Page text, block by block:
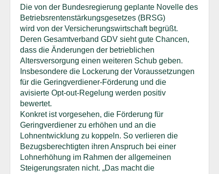
Die von der Bundesregierung geplante Novelle des
Betriebsrentenstärkungsgesetzes (BRSG)
wird von der Versicherungswirtschaft begrüßt.
Deren Gesamtverband GDV sieht gute Chancen,
dass die Änderungen der betrieblichen
Altersversorgung einen weiteren Schub geben.
Insbesondere die Lockerung der Voraussetzungen
für die Geringverdiener-Förderung und die
avisierte Opt-out-Regelung werden positiv
bewertet.
Konkret ist vorgesehen, die Förderung für
Geringverdiener zu erhöhen und an die
Lohnentwicklung zu koppeln. So verlieren die
Bezugsberechtigten ihren Anspruch bei einer
Lohnerhöhung im Rahmen der allgemeinen
Steigerungsraten nicht. „Das macht die